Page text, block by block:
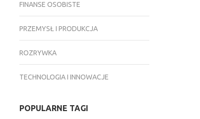
FINANSE OSOBISTE
PRZEMYSŁ I PRODUKCJA
ROZRYWKA
TECHNOLOGIA I INNOWACJE
POPULARNE TAGI